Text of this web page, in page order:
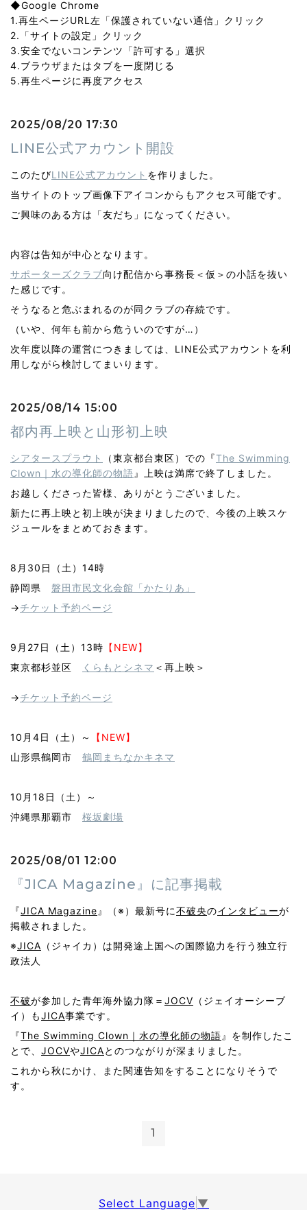
◆Google Chrome
1.再生ページURL左「保護されていない通信」クリック
2.「サイトの設定」クリック
3.安全でないコンテンツ「許可する」選択
4.ブラウザまたはタブを一度閉じる
5.再生ページに再度アクセス
2025/08/20 17:30
LINE公式アカウント開設
このたびLINE公式アカウント を作りました。
当サイトのトップ画像下アイコンからもアクセス可能です。
ご興味のある方は「友だち」になってください。
内容は告知が中心となります。
サポーターズクラブ向け配信から事務長＜仮＞の小話を抜い
た感じです。
そうなると危ぶまれるのが同クラブの存続です。
（いや、何年も前から危ういのですが…）
次年度以降の運営につきましては、LINE公式アカウントを利
用しながら検討してまいります。
2025/08/14 15:00
都内再上映と山形初上映
シアタースプラウト （東京都台東区）での『The Swimming
Clown｜水の導化師の物語 』上映は満席で終了しました。
お越しくださった皆様、ありがとうございました。
新たに再上映と初上映が決まりましたので、今後の上映スケ
ジュールをまとめておきます。
8月30日（土）14時
静岡県 磐田市民文化会館「かたりあ」
→チケット予約ページ
9月27日（土）13時 【NEW】
東京都杉並区
くらもとシネマ ＜再上映＞
→チケット予約ページ
10月4日（土）～
【NEW】
山形県鶴岡市 鶴岡まちなかキネマ
10月18日（土）～
沖縄県那覇市 桜坂劇場
2025/08/01 12:00
『JICA Magazine』に記事掲載
『JICA Magazine 』（※）最新号に不破央のインタビューが
掲載されました。
※JICA （ジャイカ）は開発途上国への国際協力を行う独立行
政法人
不破が参加した青年海外協力隊＝ JOCV （ジェイオーシーブ
イ）もJICA事業です。
『The Swimming Clown｜水の導化師の物語 』を制作したこ
とで、 JOCVやJICAとのつながりが深まりました。
これから秋にかけ、また関連告知をすることになりそうで
す。
1
Select Language ▼